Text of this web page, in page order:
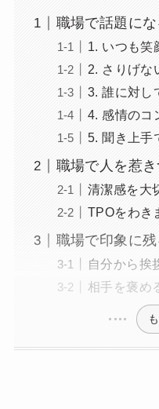
職場で話題に
1. いつも笑
2. さりげな
3. 誰に対し
4. 感情のコ
5. 聞き上手
職場で人を惹
清潔感を大
TPOをわき
職場で印象に
自分から挨
相手を褒め